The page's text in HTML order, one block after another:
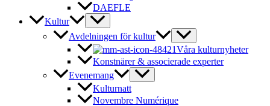
DAEFLE
Kultur
Avdelningen för kultur
Våra kulturnyheter
Konstnärer & associerade experter
Evenemang
Kulturnatt
Novembre Numérique